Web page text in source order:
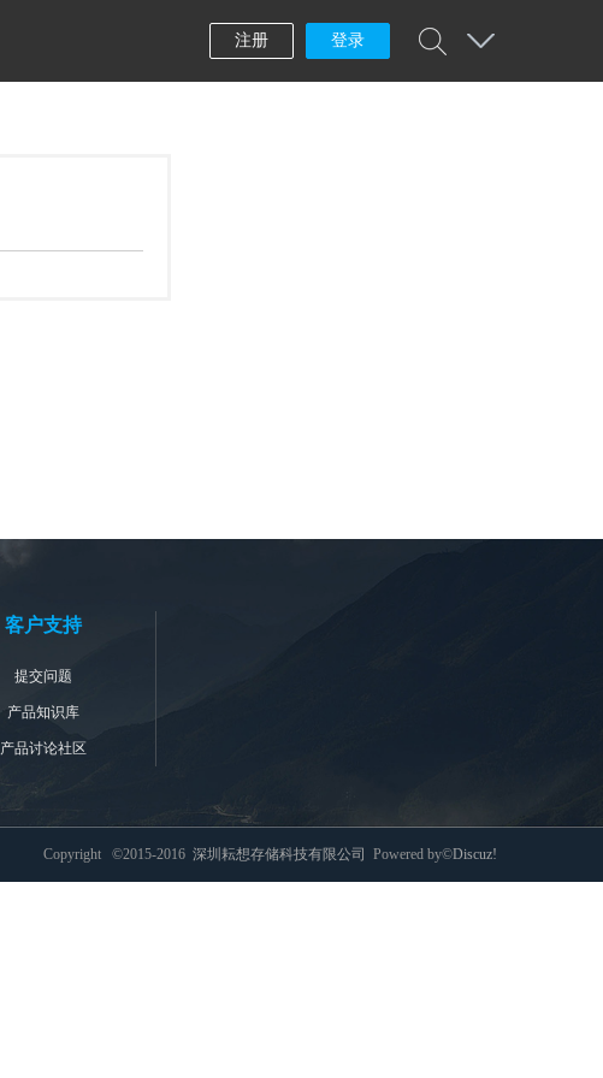
注册 登录
客户支持
提交问题
产品知识库
产品讨论社区
Copyright ©2015-2016 深圳耘想存储科技有限公司 Powered by©Discuz!